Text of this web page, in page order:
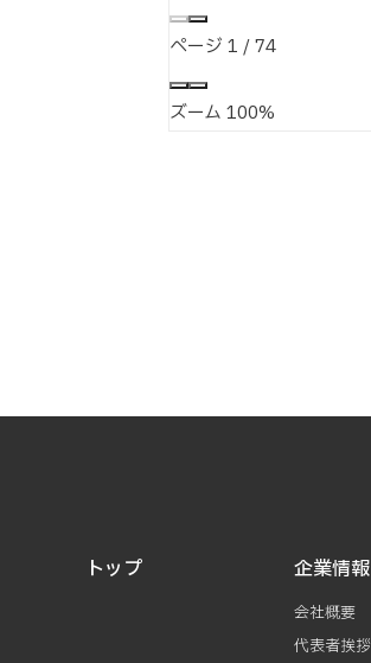
ページ 1 /74
ズーム 100%
トップ 企業情報
会社概要
代表者挨拶